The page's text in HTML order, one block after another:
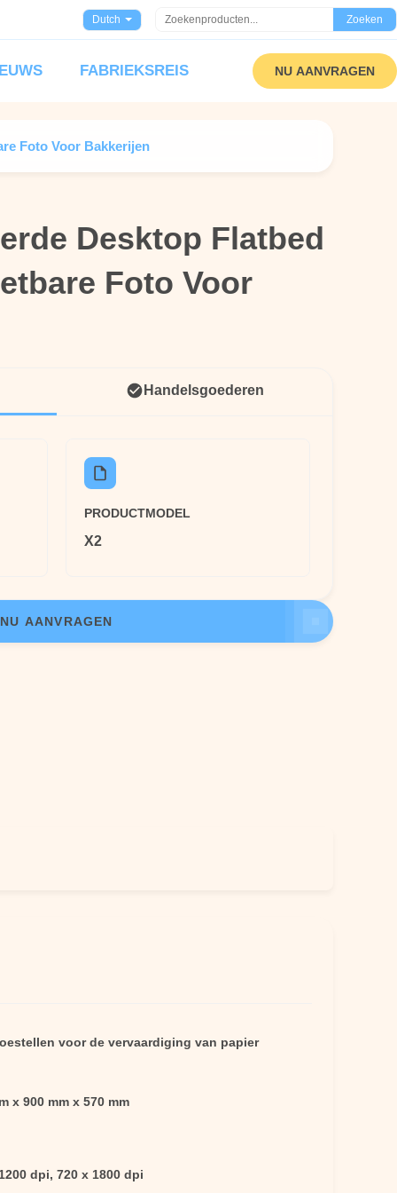
Dutch Zoeken
FABRIEKSREIS NU AANVRAGEN
Foto Voor Bakkerijen
Desktop Flatbed
Foto Voor
Desktop Flatbed
Foto Voor
Handelsgoederen
PRODUCTMODEL
X2
NU AANVRAGEN
voor de vervaardiging van papier
x 900 mm x 570 mm
dpi, 720 x 1800 dpi